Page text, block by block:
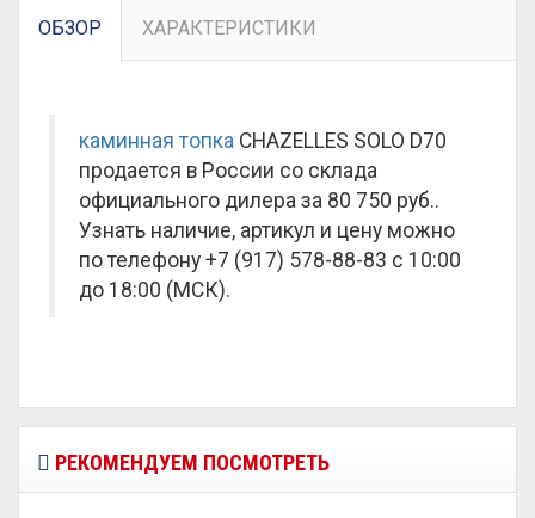
ОБЗОР ХАРАКТЕРИСТИКИ
каминная топка CHAZELLES SOLO D70
продается в России со склада
официального дилера за 80 750 руб..
Узнать наличие, артикул и цену можно
по телефону +7 (917) 578-88-83 с 10:00
до 18:00 (МСК).
РЕКОМЕНДУЕМ ПОСМОТРЕТЬ